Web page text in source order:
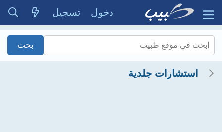
دخول تسجيل
استشارات جلدية